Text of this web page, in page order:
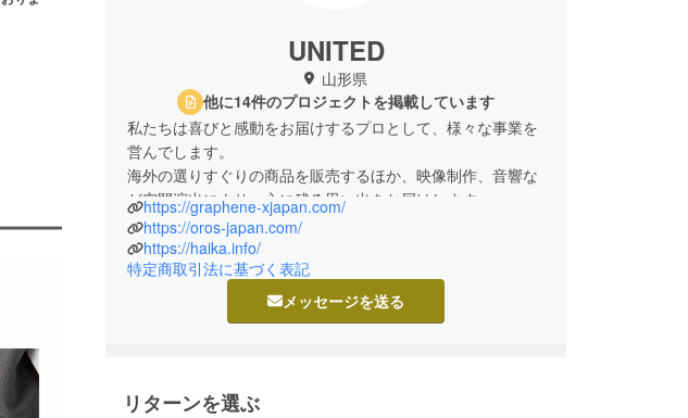
UNITED
山形県
他に14件のプロジェクトを掲載しています
私たちは喜びと感動をお届けするプロとして、様々な事業を
営んでします。
海外の選りすぐりの商品を販売するほか、映像制作、音響な
ど空間演出により、心に残る思い出をお届けします。
https://graphene-xjapan.com/
https://oros-japan.com/
https://haika.info/
特定商取引法に基づく表記
メッセージを送る
リターンを選ぶ